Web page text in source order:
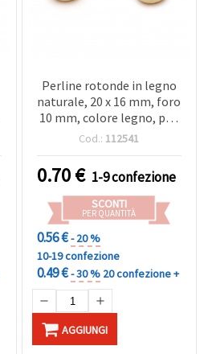
Perline rotonde in legno
naturale, 20 x 16 mm, foro
10 mm, colore legno, per,
decorazioni e macram? -
Cod.: 112541
0.70€ 1-9 confezione
SCONTI
PER QUANTITÀ
0.56 €- 20 %
10-19 confezione
0.49 €- 30 % 20 confezione +
AGGIUNGI